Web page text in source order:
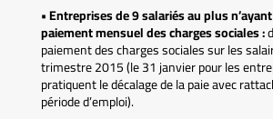
• Entreprises de 9 salariés au plus
paiement mensuel des charges sociales :
paiement des charges sociales sur les
trimestre 2015 (le 31 janvier pour les
pratiquent le décalage de la paie avec
période d’emploi).